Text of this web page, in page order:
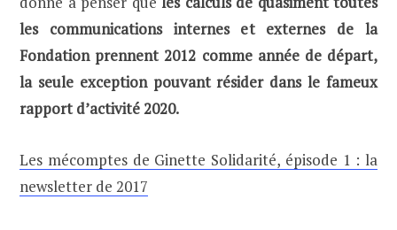
les communications internes et externes de la
Fondation prennent 2012 comme année de départ,
la seule exception pouvant résider dans le fameux
rapport d’activité 2020.
Les mécomptes de Ginette Solidarité, épisode 1 : la
newsletter de 2017